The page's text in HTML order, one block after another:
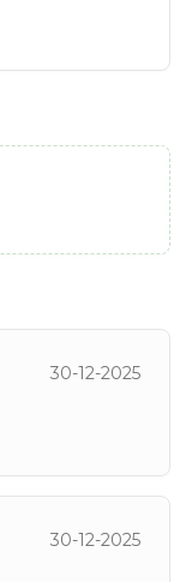
30-12-2025
30-12-2025